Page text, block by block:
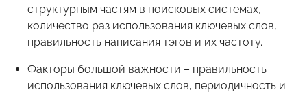
структурным частям в поисковых системах,
количество раз использования ключевых слов,
правильность написания тэгов и их частоту.
Факторы большой важности – правильность
использования ключевых слов, периодичность и